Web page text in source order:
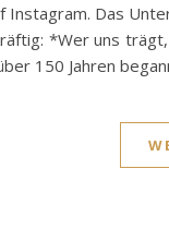
Instagram. Das
*Wer uns
150 Jahren